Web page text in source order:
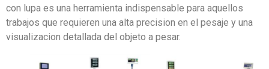
con lupa es una herramienta indispensable para aquellos
trabajos que requieren una alta precision en el pesaje y una
visualizacion detallada del objeto a pesar.